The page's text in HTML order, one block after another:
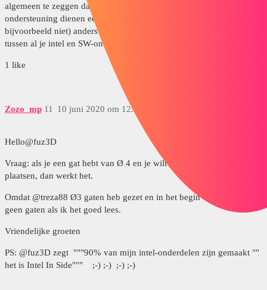
algemeen te zeggen dat het onderdeel / de panelen die als
ondersteuning dienen een unieke naam hebben (verlaat kamer 1
bijvoorbeeld niet) anders loop je het risico dat er conflicten ontstaan
tussen al je intel en SW-onderdelen die hierdoor verloren gaan.
1 like
Zozo_mp 10 juni 2020 om 12:58
11
Hello@fuz3D
Vraag: als je een gat hebt van Ø 4 en je wilt een functie met een Ø 6
plaatsen, dan werkt het.
Omdat @treza88 Ø3 gaten heb gezet en in het begin waren er zelfs
geen gaten als ik het goed lees.
Vriendelijke groeten
PS: @fuz3D zegt """90% van mijn intel-onderdelen zijn gemaakt ""
het is Intel In Side""" ;-) ;-) ;-) ;-)